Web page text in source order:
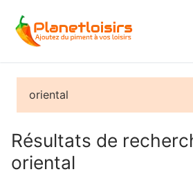
contenu
Résultats de
oriental